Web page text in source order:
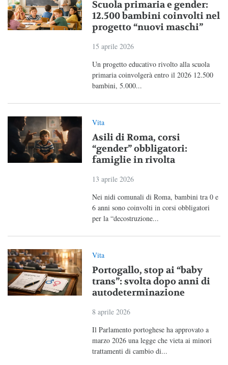
Scuola primaria e gender:
12.500 bambini coinvolti nel
progetto “nuovi maschi”
15 aprile 2026
Un progetto educativo rivolto alla scuola
primaria coinvolgerà entro il 2026 12.500
bambini, 5.000...
Vita
Asili di Roma, corsi
“gender” obbligatori:
famiglie in rivolta
13 aprile 2026
Nei nidi comunali di Roma, bambini tra 0 e
6 anni sono coinvolti in corsi obbligatori
per la “decostruzione...
Vita
Portogallo, stop ai “baby
trans”: svolta dopo anni di
autodeterminazione
8 aprile 2026
Il Parlamento portoghese ha approvato a
marzo 2026 una legge che vieta ai minori
trattamenti di cambio di...